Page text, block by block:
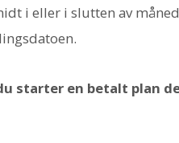
i eller i slutten av
starter en betalt plan